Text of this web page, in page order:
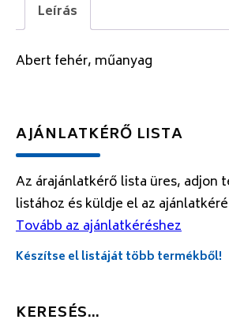
Leírás
Abert fehér, műanyag
AJÁNLATKÉRŐ LISTA
Az árajánlatkérő lista üres, adjon
listához és küldje el az
Tovább az ajánlatkéréshez
Készítse el listáját több termékből!
KERESÉS…